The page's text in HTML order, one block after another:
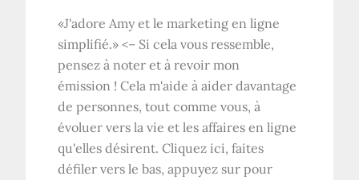
«J'adore Amy et le marketing en ligne
simplifié.» <– Si cela vous ressemble,
pensez à noter et à revoir mon
émission ! Cela m'aide à aider davantage
de personnes, tout comme vous, à
évoluer vers la vie et les affaires en ligne
qu'elles désirent. Cliquez ici, faites
défiler vers le bas, appuyez sur pour